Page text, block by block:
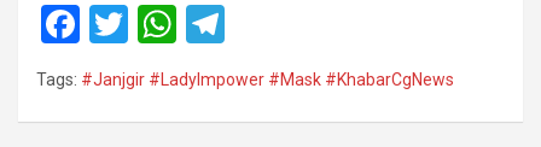
F
a
ce
T
wi
tt
W
h
at e
Tags: #Janjgir #LadyImpower #Mask #KhabarCgNews